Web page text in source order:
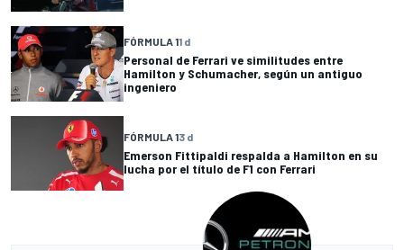
FÓRMULA 11 d
Personal de Ferrari ve similitudes entre
Hamilton y Schumacher, según un antiguo
ingeniero
FÓRMULA 13 d
Emerson Fittipaldi respalda a Hamilton en su
lucha por el título de F1 con Ferrari